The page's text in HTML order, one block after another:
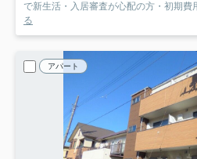
で新生活・入居審査が心配の方・初期費
る
アパート